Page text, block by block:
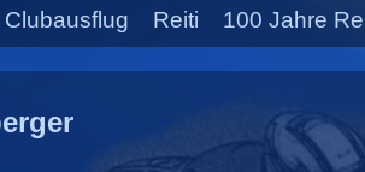
Clubausflug Reiti 100 Jahre